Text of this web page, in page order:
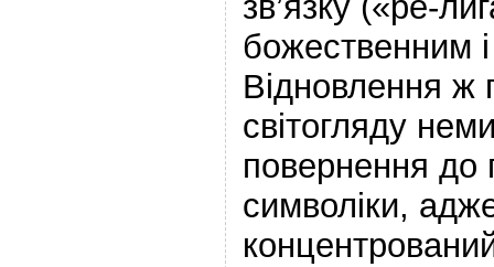
божественним
Відновлення ж
світогляду
повернення до
символіки,